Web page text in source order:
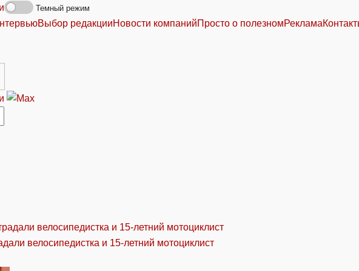
Темный режим
Выбор редакцииНовости компанийПросто о полезномРеклама
велосипедистка и 15-летний мотоциклист